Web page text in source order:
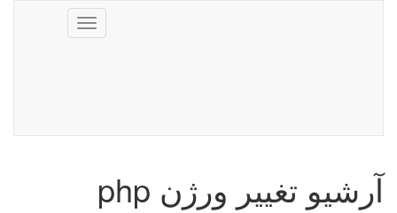
Toggle
navigation
آرشیو تغییر ورژن php